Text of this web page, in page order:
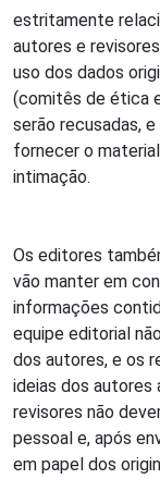
estritamente
autores e
uso dos dados
(comitês de ética
serão recusadas,
fornecer o
intimação.
Os editores
vão manter em
informações
equipe editorial
dos autores, e os
ideias dos autores
revisores não
pessoal e, após
em papel dos